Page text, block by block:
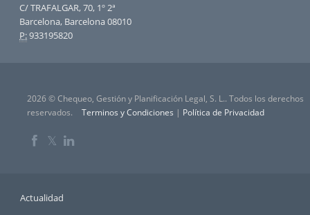
C/ TRAFALGAR, 70, 1º 2ª
Barcelona, Barcelona 08010
P:933195820
2026 © Chequeo, Gestión y Planificación Legal, S. L.. Todos los derechos
reservados.
Terminos y Condiciones | Política de Privacidad
𝕏
Actualidad